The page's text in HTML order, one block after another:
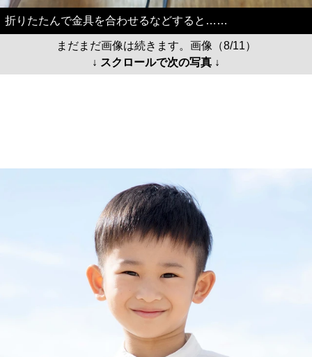
折りたたんで金具を合わせるなどすると……
まだまだ画像は続きます。画像（8/11）
↓ スクロールで次の写真 ↓